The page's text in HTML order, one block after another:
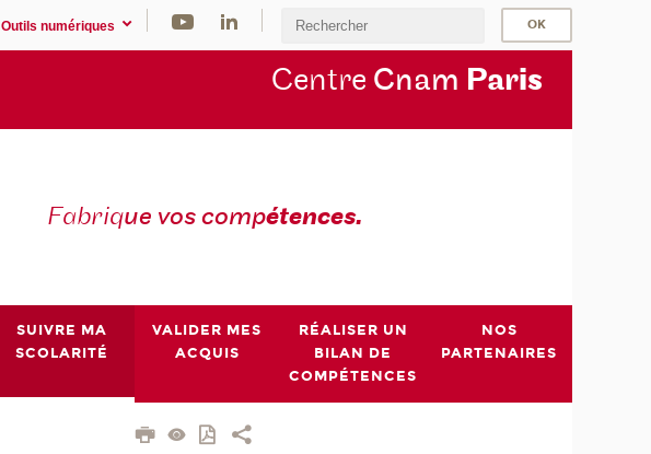
Outils numériques
Centre Cnam Paris
Fabrique vos compétences.
SUIVRE MA
SCOLARITÉ
VALIDER MES
ACQUIS
RÉALISER UN
BILAN DE
COMPÉTENCES
NOS
PARTENAIRES